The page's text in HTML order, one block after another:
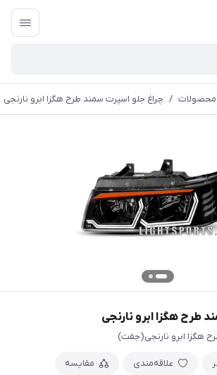
/ چراغ جلو اسپرت سمند طرح هگزا ابرو نارنجی
طرح هگزا ابرو نارنجی
هگزا ابرو نارنجی(جفت)
علاقه‌مندی مقایسه